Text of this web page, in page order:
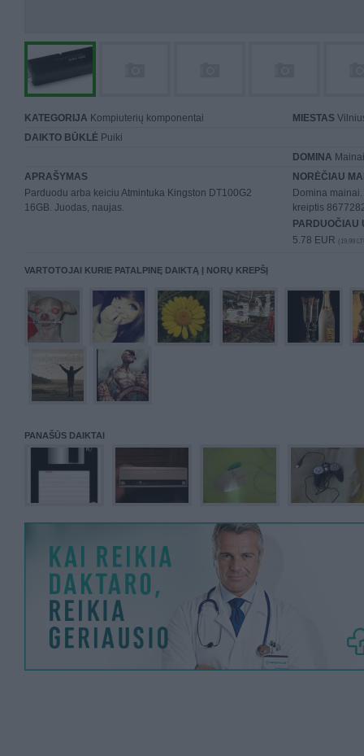
KATEGORIJA Kompiuterių komponentai MIESTAS
DAIKTO BŪKLĖ Puiki
DOMINA
APRAŠYMAS
Parduodu arba keiciu Atmintuka Kingston DT100G2
16GB. Juodas, naujas.
NORĖČIAU
Domina
kreiptis
PARDUOČIAU
5.78 EUR (19,99
VARTOTOJAI KURIE PATALPINĘ DAIKTĄ Į NORŲ KREPŠĮ
PANAŠŪS DAIKTAI